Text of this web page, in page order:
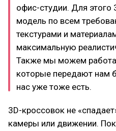
офис-студии. Для этого
модель по всем
текстурами и
максимальную
Также мы можем
которые передают нам
нас уже тоже есть.
3D-кроссовок не
камеры или движении.